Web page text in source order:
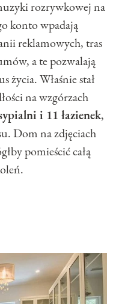
rozrywkowej na
konto wpadają
reklamowych, tras
a te pozwalają
życia. Właśnie stał
na wzgórzach
i 11 łazienek,
Dom na zdjęciach
pomieścić całą